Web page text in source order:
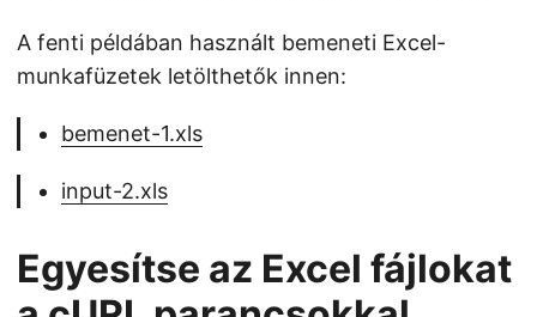
A fenti példában használt bemeneti Excel-
munkafüzetek letölthetők innen:
bemenet-1.xls
input-2.xls
Egyesítse az Excel fájlokat